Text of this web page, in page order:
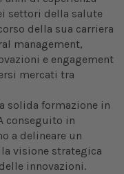
settori della salute
della sua carriera
management,
e engagement
mercati tra
solida formazione in
conseguito in
a delineare un
visione strategica
innovazioni.